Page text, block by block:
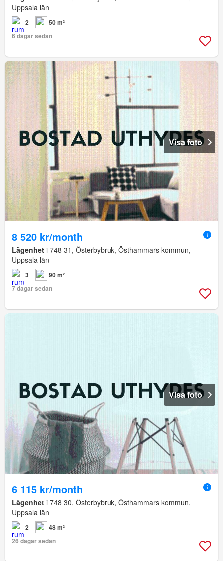
Uppsala län
2
50 m²
6 dagar sedan
Visa foto
8 520 kr/month
Lägenhet i 748 31, Österbybruk, Östhammars kommun,
Uppsala län
3
90 m²
7 dagar sedan
Visa foto
6 115 kr/month
Lägenhet i 748 30, Österbybruk, Östhammars kommun,
Uppsala län
2
48 m²
26 dagar sedan